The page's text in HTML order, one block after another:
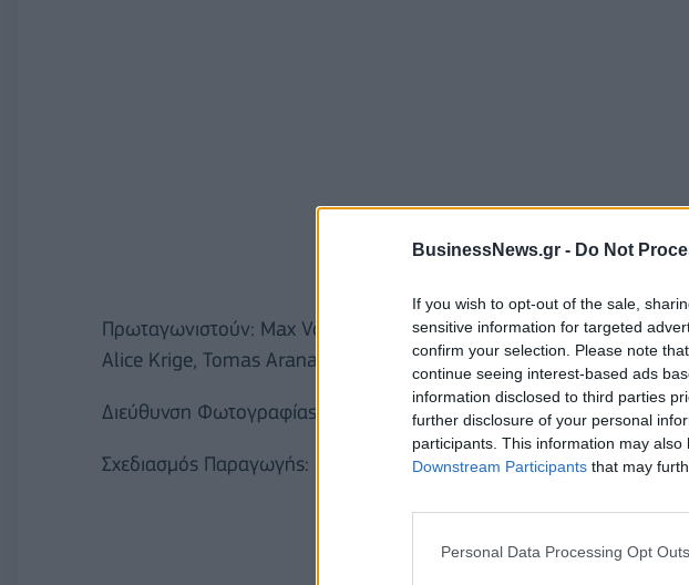
BusinessNews.gr - Do Not
If you wish to opt-out of the sale,
sensitive information for targeted
confirm your selection. Please note
continue seeing interest-based ads
information disclosed to third parties
further disclosure of your personal
participants. This information may
Downstream Participants that may
Personal Data Processing Opt Outs
Πρωταγωνιστούν: Max Von Sydow, Astrid Roos, Δανάη Σκιάδη,
Alice Krige, Tomas Arana, Γιώργος Βογιατζής, Μάξιμος Λιβιεράτος,
Διεύθυνση Φωτογραφίας: Γιώργος Ραχματούλιν
Σχεδιασμός Παραγωγής: Ράνια Γερογιάννη